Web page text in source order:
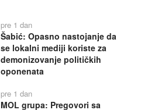
pre 1 dan
Šabić: Opasno nastojanje da
se lokalni mediji koriste za
demonizovanje političkih
oponenata
pre 1 dan
MOL grupa: Pregovori sa